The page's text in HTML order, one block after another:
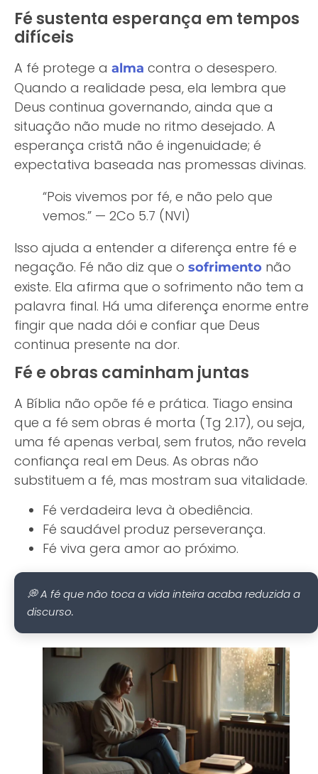
Fé sustenta esperança em tempos
difíceis
A fé protege a alma contra o desespero.
Quando a realidade pesa, ela lembra que
Deus continua governando, ainda que a
situação não mude no ritmo desejado. A
esperança cristã não é ingenuidade; é
expectativa baseada nas promessas divinas.
“Pois vivemos por fé, e não pelo que
vemos.” — 2Co 5.7 (NVI)
Isso ajuda a entender a diferença entre fé e
negação. Fé não diz que o sofrimento não
existe. Ela afirma que o sofrimento não tem a
palavra final. Há uma diferença enorme entre
fingir que nada dói e confiar que Deus
continua presente na dor.
Fé e obras caminham juntas
A Bíblia não opõe fé e prática. Tiago ensina
que a fé sem obras é morta (Tg 2.17), ou seja,
uma fé apenas verbal, sem frutos, não revela
confiança real em Deus. As obras não
substituem a fé, mas mostram sua vitalidade.
Fé verdadeira leva à obediência.
Fé saudável produz perseverança.
Fé viva gera amor ao próximo.
💭 A fé que não toca a vida inteira acaba reduzida a
discurso.